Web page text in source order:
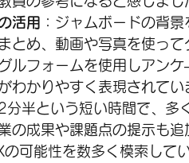
活用
：ジャムボードの背
とめ、動画や写真を使っ
ルフォームを使用しアン
わかりやすく表現されてい
2分半という短い時間で、
の成果や課題点の提示も
の可能性を数多く模索して